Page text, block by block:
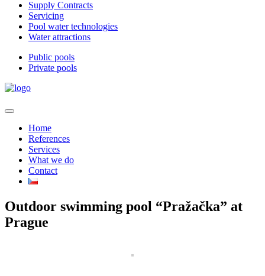
Supply Contracts
Servicing
Pool water technologies
Water attractions
Public pools
Private pools
Home
References
Services
What we do
Contact
Outdoor swimming pool “Pražačka” at
Prague